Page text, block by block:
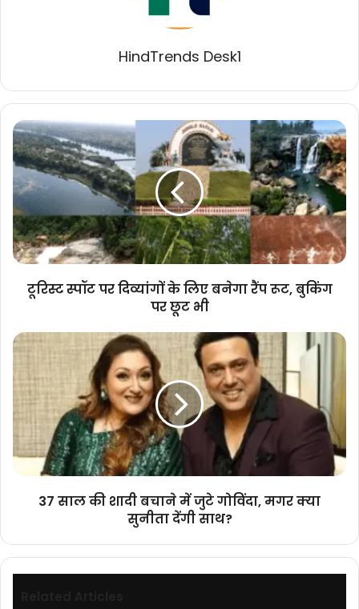
HindTrends Desk1
टूरिस्ट
स्पॉट
पर
दिव्यांगों
के
लिए
बनेगा
रैंप
रूट,
टूरिस्ट स्पॉट पर दिव्यांगों के लिए बनेगा रैंप रूट, बुकिंग
पर छूट भी
37
शादी
बचाने
में
गोविंदा,
मगर
37 साल की शादी बचाने में जुटे गोविंदा, मगर क्या
सुनीता देंगी साथ?